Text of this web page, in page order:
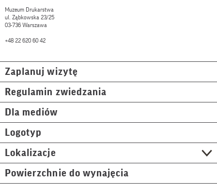
Muzeum Drukarstwa
ul. Ząbkowska 23/25
03-736 Warszawa
+48 22 620 60 42
Zaplanuj wizytę
Regulamin zwiedzania
Dla mediów
Logotyp
Lokalizacje
Powierzchnie do wynajęcia